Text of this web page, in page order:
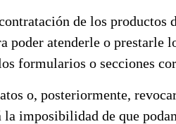
de los productos
poder atenderle o prestarle
formularios o secciones
o, posteriormente,
imposibilidad de que